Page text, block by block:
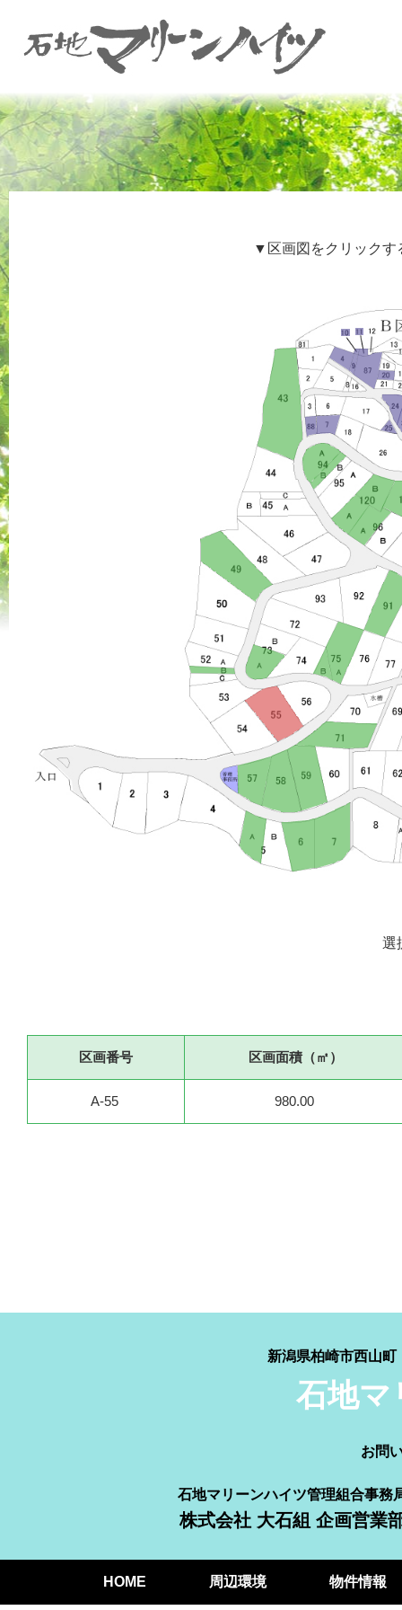
▼区画図をクリックす
選
区画番号 区画面積（㎡）
A-55 980.00
新潟県柏崎市西山
石地マ
お問
石地マリーンハイツ管理組合事務
株式会社 大石組 企画営業
HOME 周辺環境 物件情報